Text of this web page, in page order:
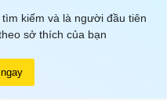
tìm kiếm và là người đầu tiên
sở thích của bạn